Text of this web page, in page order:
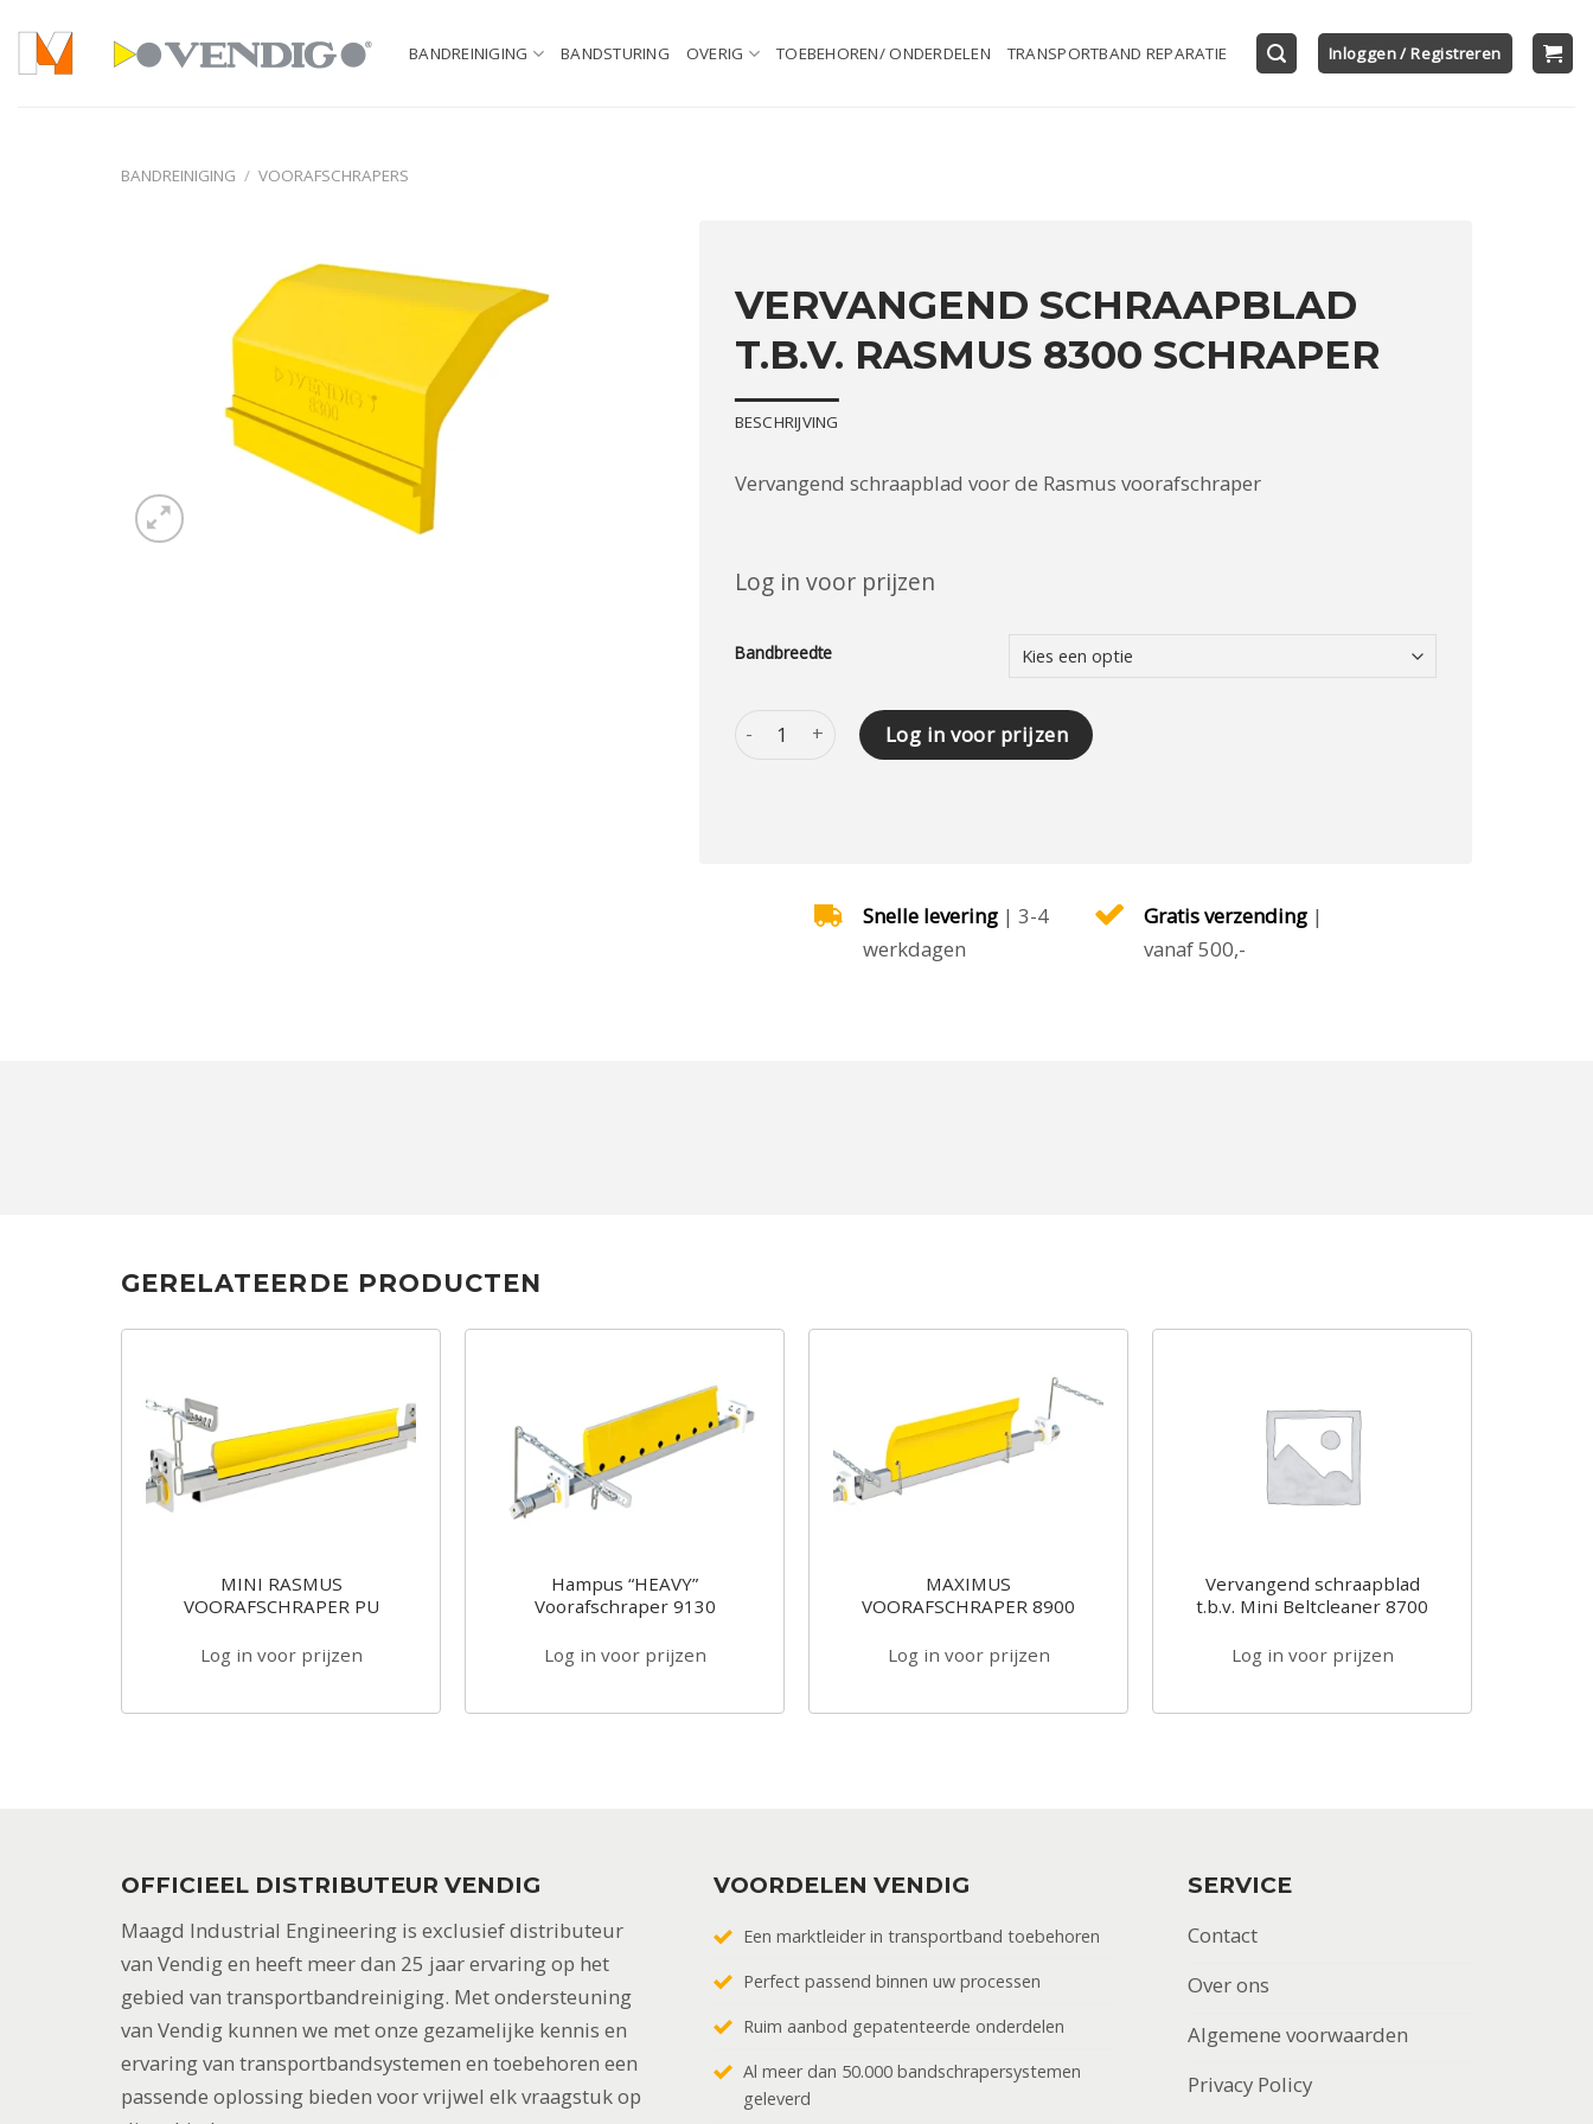
naar
inhoud
BANDREINIGING BANDSTURING OVERIG TOEBEHOREN/ ONDERDELEN TRANSPORTBAND REPARATIE Inloggen / Registreren
BANDREINIGING / VOORAFSCHRAPERS
VERVANGEND SCHRAAPBLAD
T.B.V. RASMUS 8300 SCHRAPER
BESCHRIJVING
Vervangend schraapblad voor de Rasmus voorafschraper
Log in voor prijzen
Bandbreedte
Vervangend schraapblad t.b.v. Rasmus 8300 schraper aantal
Log in voor prijzen
Snelle levering| 3-4
werkdagen
Gratis verzending|
vanaf 500,-
GERELATEERDE PRODUCTEN
MINI RASMUS
VOORAFSCHRAPER PU
Log in voor prijzen
Hampus “HEAVY”
Voorafschraper 9130
Log in voor prijzen
MAXIMUS
VOORAFSCHRAPER 8900
Log in voor prijzen
Vervangend schraapblad
t.b.v. Mini Beltcleaner 8700
Log in voor prijzen
OFFICIEEL DISTRIBUTEUR VENDIG
Maagd Industrial Engineering is exclusief distributeur
van Vendig en heeft meer dan 25 jaar ervaring op het
gebied van transportbandreiniging. Met ondersteuning
van Vendig kunnen we met onze gezamelijke kennis en
ervaring van transportbandsystemen en toebehoren een
passende oplossing bieden voor vrijwel elk vraagstuk op
VOORDELEN VENDIG
Een marktleider in transportband toebehoren
Perfect passend binnen uw processen
Ruim aanbod gepatenteerde onderdelen
Al meer dan 50.000 bandschrapersystemen
geleverd
SERVICE
Contact
Over ons
Algemene voorwaarden
Privacy Policy